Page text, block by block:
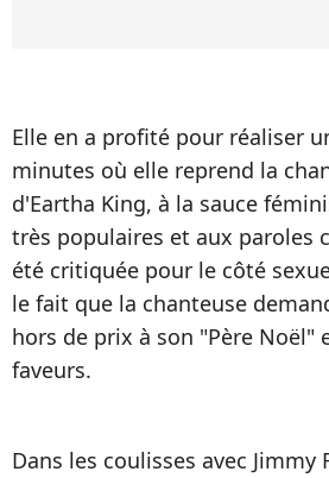
Elle en a profité pour réaliser
minutes où elle reprend la
d'Eartha King, à la sauce
très populaires et aux paroles
été critiquée pour le côté
le fait que la chanteuse
hors de prix à son "Père Noël"
faveurs.
Dans les coulisses avec Jimmy